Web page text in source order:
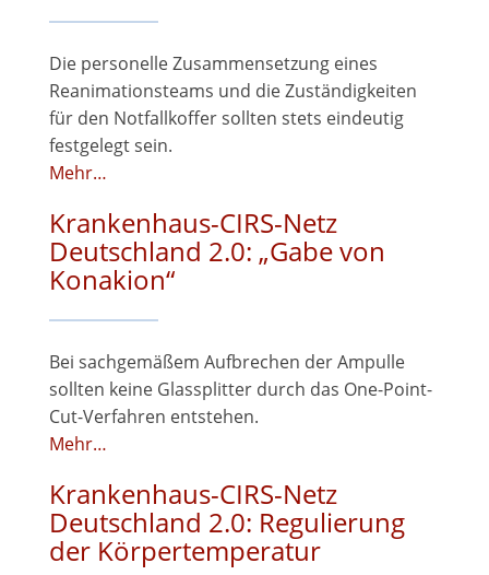
Die personelle Zusammensetzung eines
Reanimationsteams und die Zuständigkeiten
für den Notfallkoffer sollten stets eindeutig
festgelegt sein.
Mehr…
Krankenhaus-CIRS-Netz
Deutschland 2.0: „Gabe von
Konakion“
Bei sachgemäßem Aufbrechen der Ampulle
sollten keine Glassplitter durch das One-Point-
Cut-Verfahren entstehen.
Mehr…
Krankenhaus-CIRS-Netz
Deutschland 2.0: Regulierung
der Körpertemperatur